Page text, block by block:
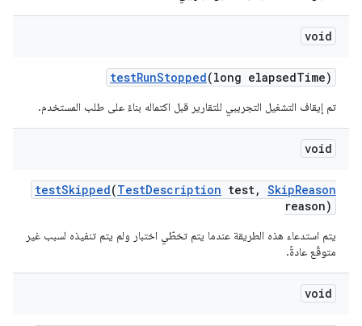
void
testRunStopped(long elapsedTime)
تم إيقاف التشغيل التجريبي للتقارير قبل اكتماله بناءً على طلب المستخدم.
void
testSkipped(TestDescription test, SkipReason
reason)
يتم استدعاء هذه الطريقة عندما يتم تخطّي اختبار ولم يتم تنفيذه لسبب غير
متوقّع عادةً.
void